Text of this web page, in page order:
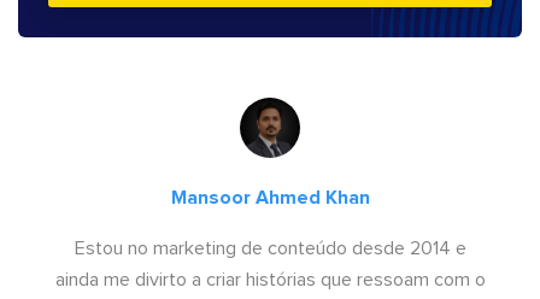
Mansoor Ahmed Khan
Estou no marketing de conteúdo desde 2014 e
ainda me divirto a criar histórias que ressoam com o